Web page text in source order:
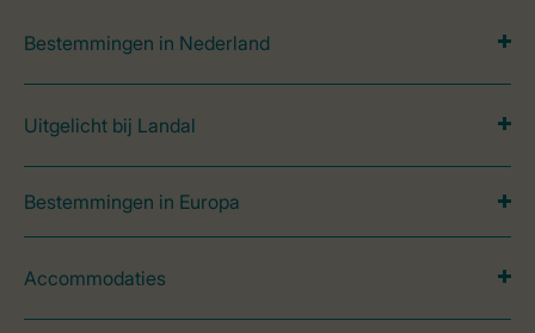
Bestemmingen in Nederland
Uitgelicht bij Landal
Bestemmingen in Europa
Accommodaties